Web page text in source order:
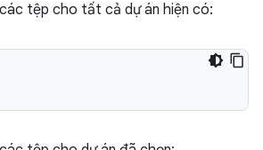
tệp cho tất cả dự án hiện có: